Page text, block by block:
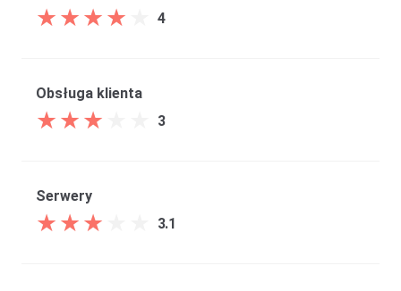
★ ★ ★ ★
★ ★ ★ ★ 4
Obsługa klienta
★ ★ ★
★ ★ ★ 3
Serwery
★ ★ ★
★ ★ ★ 3.1